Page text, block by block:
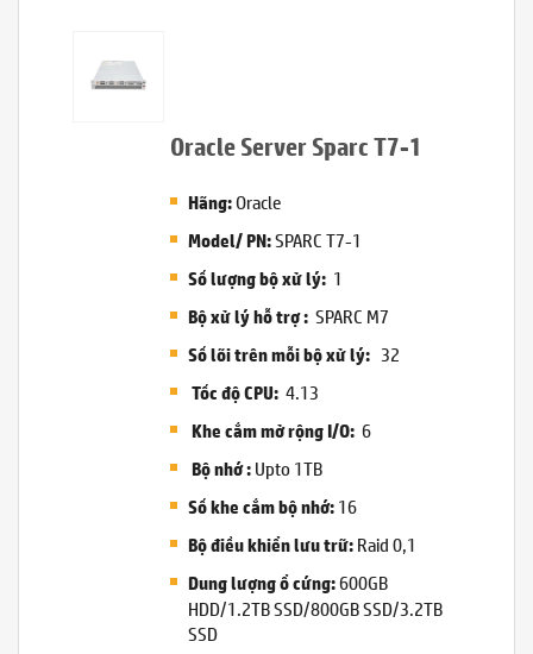
Oracle Server Sparc T7-1
Hãng:Oracle
Model/ PN:SPARC T7-1
Số lượng bộ xử lý: 1
Bộ xử lý hỗ trợ: SPARC M7
Số lõi trên mỗi bộ xử lý: 32
Tốc độ CPU: 4.13
Khe cắm mở rộng I/O: 6
Bộ nhớ:Upto 1TB
Số khe cắm bộ nhớ:16
Bộ điều khiển lưu trữ:Raid 0,1
Dung lượng ổ cứng:600GB
HDD/1.2TB SSD/800GB SSD/3.2TB
SSD